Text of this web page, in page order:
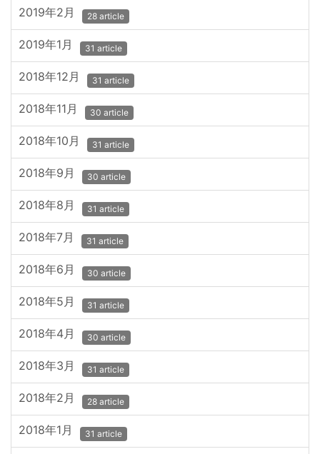
2019年2月 28 article
2019年1月 31 article
2018年12月 31 article
2018年11月 30 article
2018年10月 31 article
2018年9月 30 article
2018年8月 31 article
2018年7月 31 article
2018年6月 30 article
2018年5月 31 article
2018年4月 30 article
2018年3月 31 article
2018年2月 28 article
2018年1月 31 article